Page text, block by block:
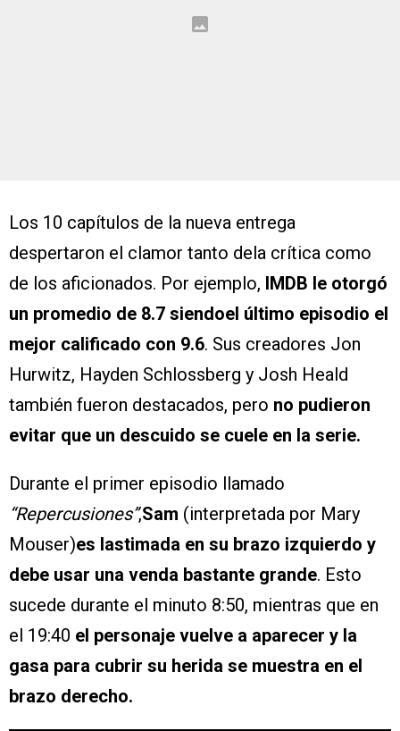
Los 10 capítulos de la nueva entrega
despertaron el clamor tanto dela crítica como
de los aficionados. Por ejemplo, IMDB le otorgó
un promedio de 8.7 siendoel último episodio el
mejor calificado con 9.6. Sus creadores Jon
Hurwitz, Hayden Schlossberg y Josh Heald
también fueron destacados, pero no pudieron
evitar que un descuido se cuele en la serie.
Durante el primer episodio llamado
“Repercusiones”,Sam (interpretada por Mary
Mouser)es lastimada en su brazo izquierdo y
debe usar una venda bastante grande. Esto
sucede durante el minuto 8:50, mientras que en
el 19:40 el personaje vuelve a aparecer y la
gasa para cubrir su herida se muestra en el
brazo derecho.